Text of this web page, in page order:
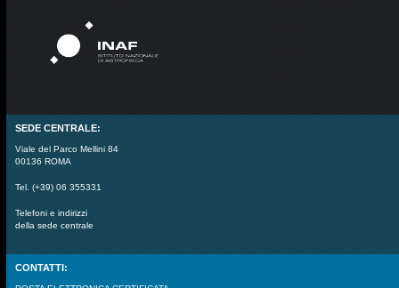
SEDE CENTRALE:
Viale del Parco Mellini 84
00136 ROMA
Tel. (+39) 06 355331
Telefoni e indirizzi
della sede centrale
CONTATTI: